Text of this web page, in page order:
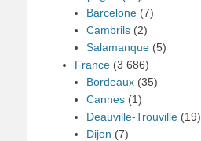
Barcelone (7)
Cambrils (2)
Salamanque (5)
France (3 686)
Bordeaux (35)
Cannes (1)
Deauville-Trouville (19)
Dijon (7)